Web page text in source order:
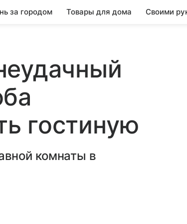
за городом Товары для дома Своими
гостиную
комнаты в